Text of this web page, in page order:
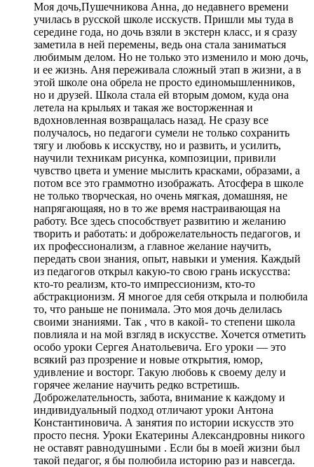
Моя дочь,Пушечникова Анна, до недавнего времени
училась в русской школе исскуств. Пришли мы туда в
середине года, но дочь взяли в экстерн класс, и я сразу
заметила в ней перемены, ведь она стала заниматься
любимым делом. Но не только это изменило и мою дочь,
и ее жизнь. Аня переживала сложный этап в жизни, а в
этой школе она обрела не просто единомышленников,
но и друзей. Школа стала ей вторым домом, куда она
летела на крыльях и такая же восторженная и
вдохновленная возвращалась назад. Не сразу все
получалось, но педагоги сумели не только сохранить
тягу и любовь к исскуству, но и развить, и усилить,
научили техникам рисунка, композиции, привили
чувство цвета и умение мыслить красками, образами, а
потом все это граммотно изображать. Атосфера в школе
не только творческая, но очень мягкая, домашняя, не
напрягающаяя, но в то же время настраивающая на
работу. Все здесь способствует развитию и желанию
творить и работать: и доброжелательность педагогов, и
их профессионализм, а главное желание научить,
передать свои знания, опыт, навыки и умения. Каждый
из педагогов открыл какую-то свою грань искусства:
кто-то реализм, кто-то импрессионизм, кто-то
абстракционизм. Я многое для себя открыла и полюбила
то, что раньше не понимала. Это моя дочь делилась
своими знаниями. Так , что в какой- то степени школа
повлияла и на мой взгляд в искусстве. Хочется отметить
особо уроки Сергея Анатольевича. Его уроки — это
всякий раз прозрение и новые открытия, юмор,
удивление и восторг. Такую любовь к своему делу и
горячее желание научить редко встретишь.
Доброжелательность, забота, внимание к каждому и
индивидуальный подход отличают уроки Антона
Константиновича. А занятия по истории искусств это
просто песня. Уроки Екатерины Александровны никого
не оставят равнодушными . Если бы в моей жизни был
такой педагог, я бы полюбила историю раз и навсегда.